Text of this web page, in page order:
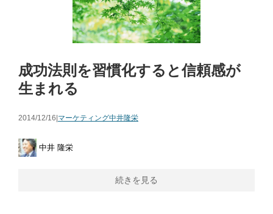
成功法則を習慣化すると信頼感が
生まれる
2014/12/16| マーケティング中井隆栄
中井 隆栄
続きを見る